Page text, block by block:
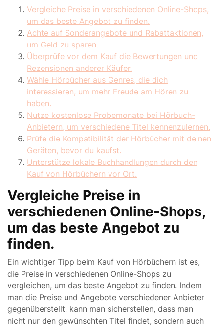
Vergleiche Preise in verschiedenen Online-Shops,
um das beste Angebot zu finden.
Achte auf Sonderangebote und Rabattaktionen,
um Geld zu sparen.
Überprüfe vor dem Kauf die Bewertungen und
Rezensionen anderer Käufer.
Wähle Hörbücher aus Genres, die dich
interessieren, um mehr Freude am Hören zu
haben.
Nutze kostenlose Probemonate bei Hörbuch-
Anbietern, um verschiedene Titel kennenzulernen.
Prüfe die Kompatibilität der Hörbücher mit deinen
Geräten, bevor du kaufst.
Unterstütze lokale Buchhandlungen durch den
Kauf von Hörbüchern vor Ort.
Vergleiche Preise in
verschiedenen Online-Shops,
um das beste Angebot zu
finden.
Ein wichtiger Tipp beim Kauf von Hörbüchern ist es,
die Preise in verschiedenen Online-Shops zu
vergleichen, um das beste Angebot zu finden. Indem
man die Preise und Angebote verschiedener Anbieter
gegenüberstellt, kann man sicherstellen, dass man
nicht nur den gewünschten Titel findet, sondern auch